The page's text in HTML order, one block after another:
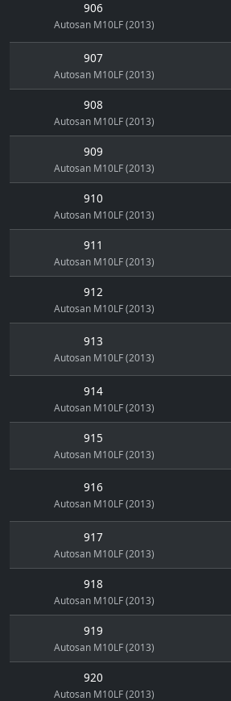
906
Autosan M10LF (2013)
907
Autosan M10LF (2013)
908
Autosan M10LF (2013)
909
Autosan M10LF (2013)
910
Autosan M10LF (2013)
911
Autosan M10LF (2013)
912
Autosan M10LF (2013)
913
Autosan M10LF (2013)
914
Autosan M10LF (2013)
915
Autosan M10LF (2013)
916
Autosan M10LF (2013)
917
Autosan M10LF (2013)
918
Autosan M10LF (2013)
919
Autosan M10LF (2013)
920
Autosan M10LF (2013)